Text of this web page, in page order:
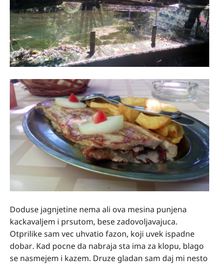
Doduse jagnjetine nema ali ova mesina punjena
kackavaljem i prsutom, bese zadovoljavajuca.
Otprilike sam vec uhvatio fazon, koji uvek ispadne
dobar. Kad pocne da nabraja sta ima za klopu, blago
se nasmejem i kazem. Druze gladan sam daj mi nesto